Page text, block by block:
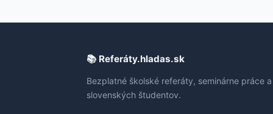
📚 Referáty.hladas.sk
Bezplatné školské referáty, seminárne práce
slovenských študentov.